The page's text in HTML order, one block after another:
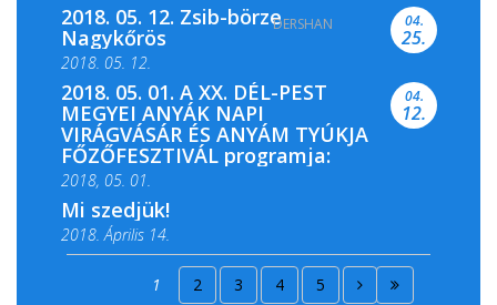
2018. 05. 11. 19 óra
2018. 05. 12. Zsib-börze
Nagykőrös
2018. 05. 12.
04.
25.
2018. 05. 01. A XX. DÉL-PEST
MEGYEI ANYÁK NAPI
VIRÁGVÁSÁR ÉS ANYÁM TYÚKJA
FŐZŐFESZTIVÁL programja:
2018, 05. 01.
04.
12.
Mi szedjük!
2018. Április 14.
2018. Április 15.
1 2 3 4 5
DERSHAN